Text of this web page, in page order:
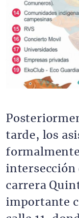
tarde, los
intersección
carrera
importante